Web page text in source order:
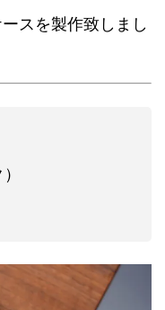
スを製作致しまし